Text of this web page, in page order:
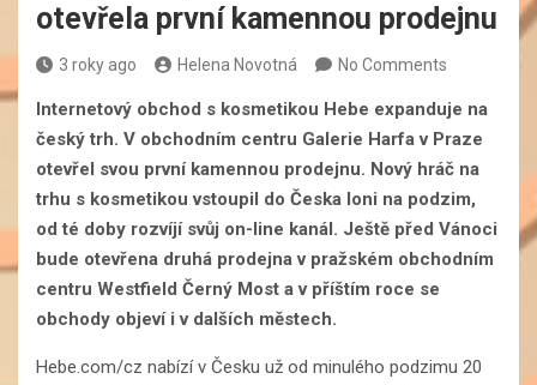
otevřela první kamennou prodejnu
3 roky ago Helena Novotná No Comments
Internetový obchod s kosmetikou Hebe expanduje na
český trh. V obchodním centru Galerie Harfa v Praze
otevřel svou první kamennou prodejnu. Nový hráč na
trhu s kosmetikou vstoupil do Česka loni na podzim,
od té doby rozvíjí svůj on-line kanál. Ještě před Vánoci
bude otevřena druhá prodejna v pražském obchodním
centru Westfield Černý Most a v příštím roce se
obchody objeví i v dalších městech.
Hebe.com/cz nabízí v Česku už od minulého podzimu 20